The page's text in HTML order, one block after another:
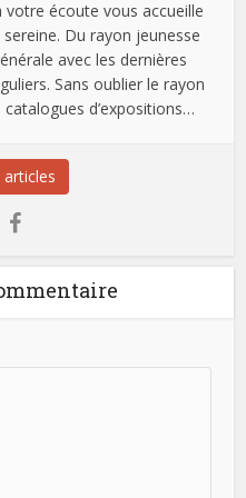
votre écoute vous accueille
Du rayon jeunesse
avec les dernières
Sans oublier le rayon
d’expositions…